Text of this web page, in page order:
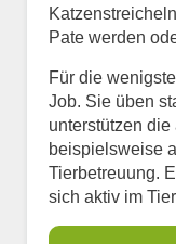
Pate werden
Für die
Job. Sie üben
unterstützen
beispielsweise
Tierbetreuung.
sich aktiv im